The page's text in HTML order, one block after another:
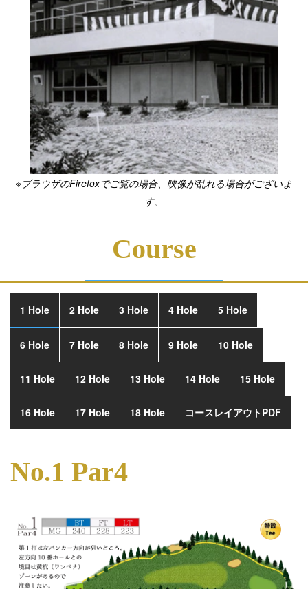
※ブラウザのFirefoxでご覧の場合、映像が乱れる場合がございま
す。
Course
1 Hole 2 Hole 3 Hole 4 Hole 5 Hole
6 Hole 7 Hole 8 Hole 9 Hole 10 Hole
11 Hole 12 Hole 13 Hole 14 Hole 15 Hole
16 Hole 17 Hole 18 Hole コースレイアウトPDF
No.1 Par4